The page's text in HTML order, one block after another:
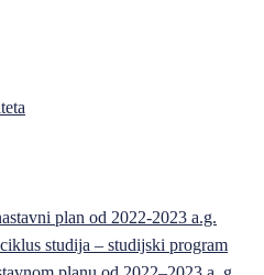
plan od 2022-2023 a.g.
studija – studijski program